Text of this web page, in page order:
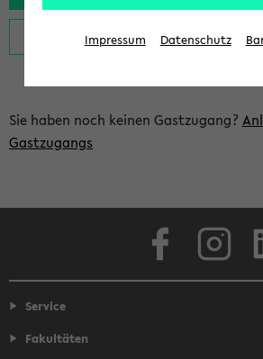
Sie haben noch keinen Gastzugang?
Gastzugangs
Service
Fakultäten
Impressum Datenschutz